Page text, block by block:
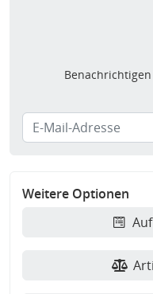
Weitere Optionen